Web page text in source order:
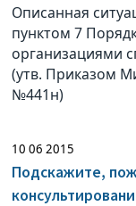
Описанная
пунктом 7
организациями
(утв. Приказом
№441н)
10 06 2015
Подскажите,